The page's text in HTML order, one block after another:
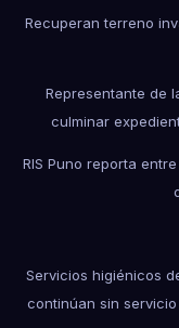
Recuperan terreno
Representante de
culminar
RIS Puno reporta
Servicios higiénicos
continúan sin